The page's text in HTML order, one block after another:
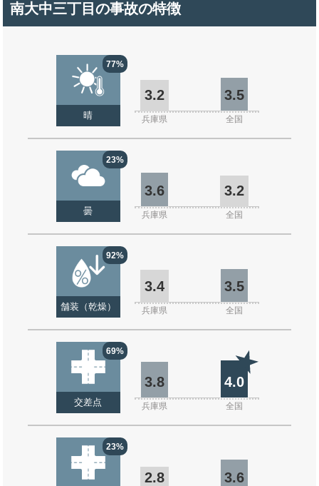
南大中三丁目の事故の特徴
77%
晴
3.2 3.5
兵庫県 全国
23%
曇
3.6 3.2
兵庫県 全国
92%
舗装（乾燥）
3.4 3.5
兵庫県 全国
69%
交差点
3.8 4.0
兵庫県 全国
23%
2.8 3.6